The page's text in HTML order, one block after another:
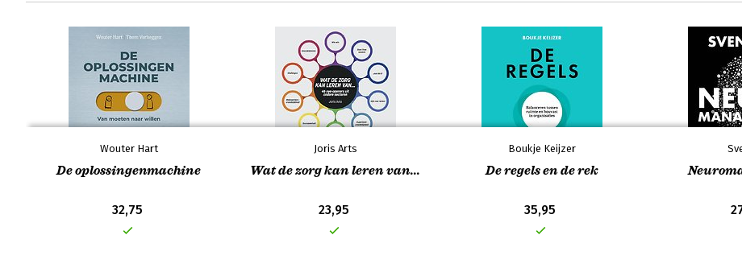
Wouter Hart
De oplossingenmachine
32,75
Joris Arts
Wat de zorg kan leren van...
23,95
Boukje Keijzer
De regels en de rek
35,95